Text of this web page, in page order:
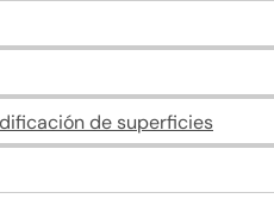
de superficies